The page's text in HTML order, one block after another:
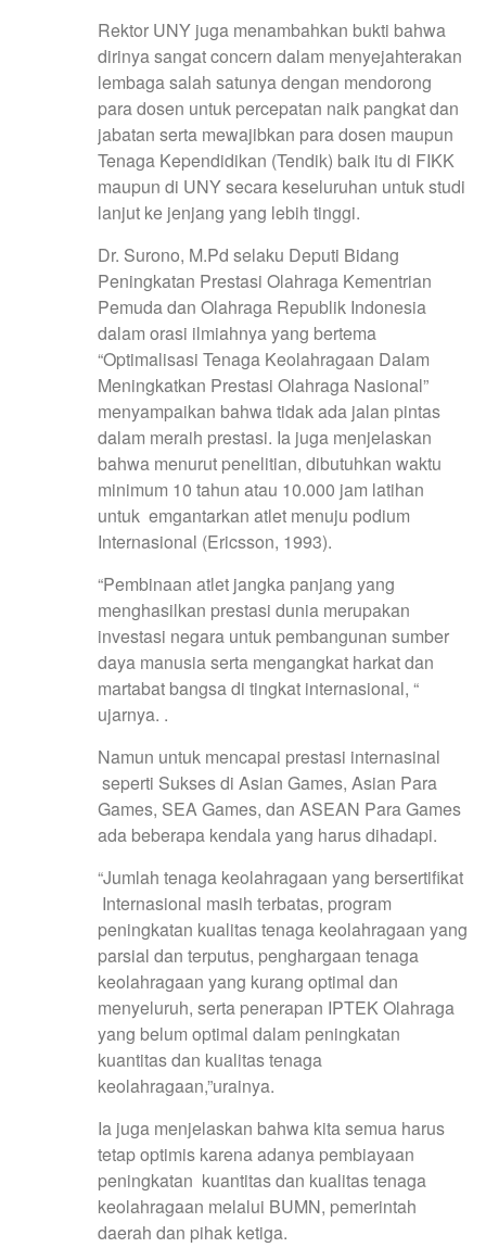
Rektor UNY juga menambahkan bukti bahwa
dirinya sangat concern dalam menyejahterakan
lembaga salah satunya dengan mendorong
para dosen untuk percepatan naik pangkat dan
jabatan serta mewajibkan para dosen maupun
Tenaga Kependidikan (Tendik) baik itu di FIKK
maupun di UNY secara keseluruhan untuk studi
lanjut ke jenjang yang lebih tinggi.
Dr. Surono, M.Pd selaku Deputi Bidang
Peningkatan Prestasi Olahraga Kementrian
Pemuda dan Olahraga Republik Indonesia
dalam orasi ilmiahnya yang bertema
“Optimalisasi Tenaga Keolahragaan Dalam
Meningkatkan Prestasi Olahraga Nasional”
menyampaikan bahwa tidak ada jalan pintas
dalam meraih prestasi. Ia juga menjelaskan
bahwa menurut penelitian, dibutuhkan waktu
minimum 10 tahun atau 10.000 jam latihan
untuk emgantarkan atlet menuju podium
Internasional (Ericsson, 1993).
“Pembinaan atlet jangka panjang yang
menghasilkan prestasi dunia merupakan
investasi negara untuk pembangunan sumber
daya manusia serta mengangkat harkat dan
martabat bangsa di tingkat internasional, “
ujarnya. .
Namun untuk mencapai prestasi internasinal
seperti Sukses di Asian Games, Asian Para
Games, SEA Games, dan ASEAN Para Games
ada beberapa kendala yang harus dihadapi.
“Jumlah tenaga keolahragaan yang bersertifikat
Internasional masih terbatas, program
peningkatan kualitas tenaga keolahragaan yang
parsial dan terputus, penghargaan tenaga
keolahragaan yang kurang optimal dan
menyeluruh, serta penerapan IPTEK Olahraga
yang belum optimal dalam peningkatan
kuantitas dan kualitas tenaga
keolahragaan,”urainya.
Ia juga menjelaskan bahwa kita semua harus
tetap optimis karena adanya pembiayaan
peningkatan kuantitas dan kualitas tenaga
keolahragaan melalui BUMN, pemerintah
daerah dan pihak ketiga.